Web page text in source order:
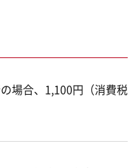
場合、1,100円（消費税